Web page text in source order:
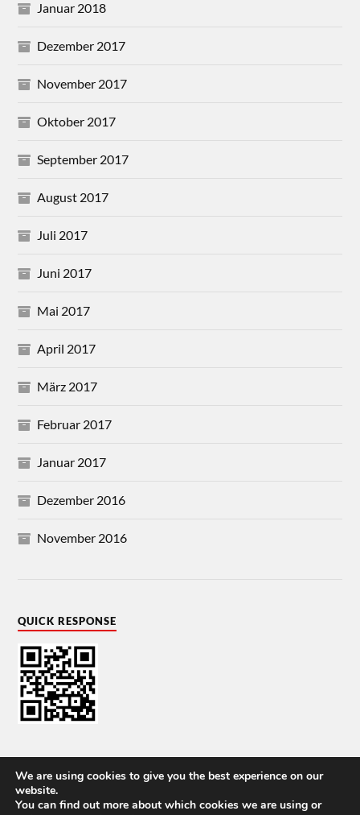
Januar 2018
Dezember 2017
November 2017
Oktober 2017
September 2017
August 2017
Juli 2017
Juni 2017
Mai 2017
April 2017
März 2017
Februar 2017
Januar 2017
Dezember 2016
November 2016
QUICK RESPONSE
We are using cookies to give you the best experience on our
website.
You can find out more about which cookies we are using or